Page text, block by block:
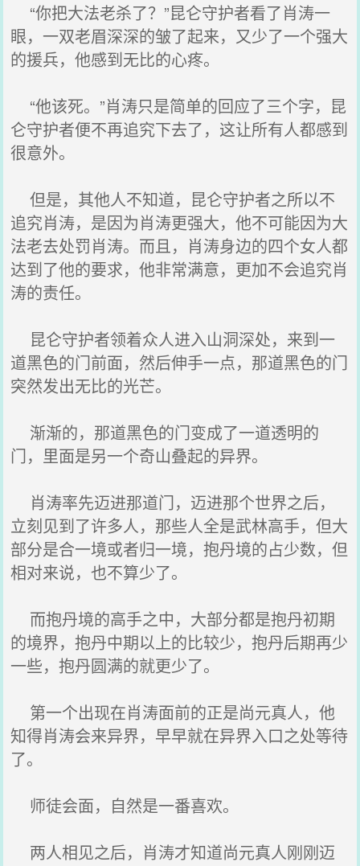
“你把大法老杀了？”昆仑守护者看了肖涛一
眼，一双老眉深深的皱了起来，又少了一个强大
的援兵，他感到无比的心疼。
“他该死。”肖涛只是简单的回应了三个字，昆
仑守护者便不再追究下去了，这让所有人都感到
很意外。
但是，其他人不知道，昆仑守护者之所以不
追究肖涛，是因为肖涛更强大，他不可能因为大
法老去处罚肖涛。而且，肖涛身边的四个女人都
达到了他的要求，他非常满意，更加不会追究肖
涛的责任。
昆仑守护者领着众人进入山洞深处，来到一
道黑色的门前面，然后伸手一点，那道黑色的门
突然发出无比的光芒。
渐渐的，那道黑色的门变成了一道透明的
门，里面是另一个奇山叠起的异界。
肖涛率先迈进那道门，迈进那个世界之后，
立刻见到了许多人，那些人全是武林高手，但大
部分是合一境或者归一境，抱丹境的占少数，但
相对来说，也不算少了。
而抱丹境的高手之中，大部分都是抱丹初期
的境界，抱丹中期以上的比较少，抱丹后期再少
一些，抱丹圆满的就更少了。
第一个出现在肖涛面前的正是尚元真人，他
知得肖涛会来异界，早早就在异界入口之处等待
了。
师徒会面，自然是一番喜欢。
两人相见之后，肖涛才知道尚元真人刚刚迈